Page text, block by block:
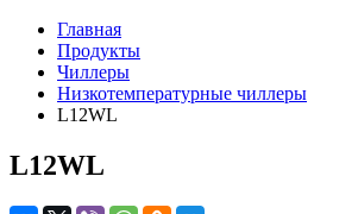
Главная
Продукты
Чиллеры
Низкотемпературные чиллеры
L12WL
L12WL